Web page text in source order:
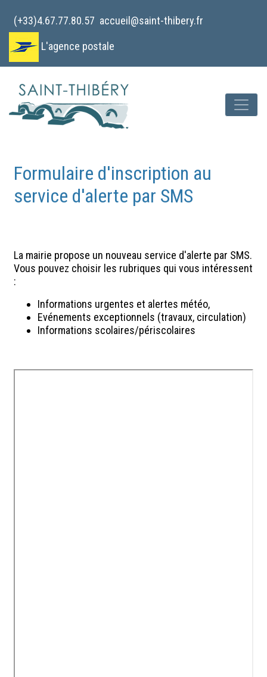
(+33)4.67.77.80.57 accueil@saint-thibery.fr
L'agence postale
Formulaire d'inscription au
service d'alerte par SMS
La mairie propose un nouveau service d'alerte par SMS.
Vous pouvez choisir les rubriques qui vous intéressent
:
Informations urgentes et alertes météo,
Evénements exceptionnels (travaux, circulation)
Informations scolaires/périscolaires